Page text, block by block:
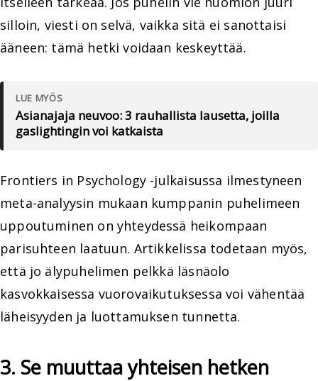
silloin, viesti on selvä, vaikka sitä ei sanottaisi
ääneen: tämä hetki voidaan keskeyttää.
LUE MYÖS
Asianajaja neuvoo: 3 rauhallista lausetta, joilla
gaslightingin voi katkaista
Frontiers in Psychology -julkaisussa ilmestyneen
meta-analyysin mukaan kumppanin puhelimeen
uppoutuminen on yhteydessä heikompaan
parisuhteen laatuun. Artikkelissa todetaan myös,
että jo älypuhelimen pelkkä läsnäolo
kasvokkaisessa vuorovaikutuksessa voi vähentää
läheisyyden ja luottamuksen tunnetta.
3. Se muuttaa yhteisen hetken